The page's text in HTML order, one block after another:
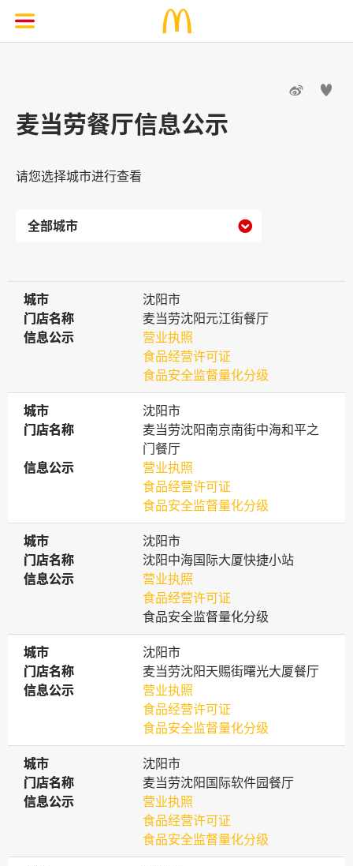
 
麦当劳餐厅信息公示
请您选择城市进行查看

城市
城市
沈阳市
门店名称
门店名称
麦当劳沈阳元江街餐厅
信息公示
信息公示
营业执照
食品经营许可证
食品安全监督量化分级
城市
城市
沈阳市
门店名称
门店名称
麦当劳沈阳南京南街中海和平之
门餐厅
信息公示
信息公示
营业执照
食品经营许可证
食品安全监督量化分级
城市
城市
沈阳市
门店名称
门店名称
沈阳中海国际大厦快捷小站
信息公示
信息公示
营业执照
食品经营许可证
食品安全监督量化分级
城市
城市
沈阳市
门店名称
门店名称
麦当劳沈阳天赐街曙光大厦餐厅
信息公示
信息公示
营业执照
食品经营许可证
食品安全监督量化分级
城市
城市
沈阳市
门店名称
门店名称
麦当劳沈阳国际软件园餐厅
信息公示
信息公示
营业执照
食品经营许可证
食品安全监督量化分级